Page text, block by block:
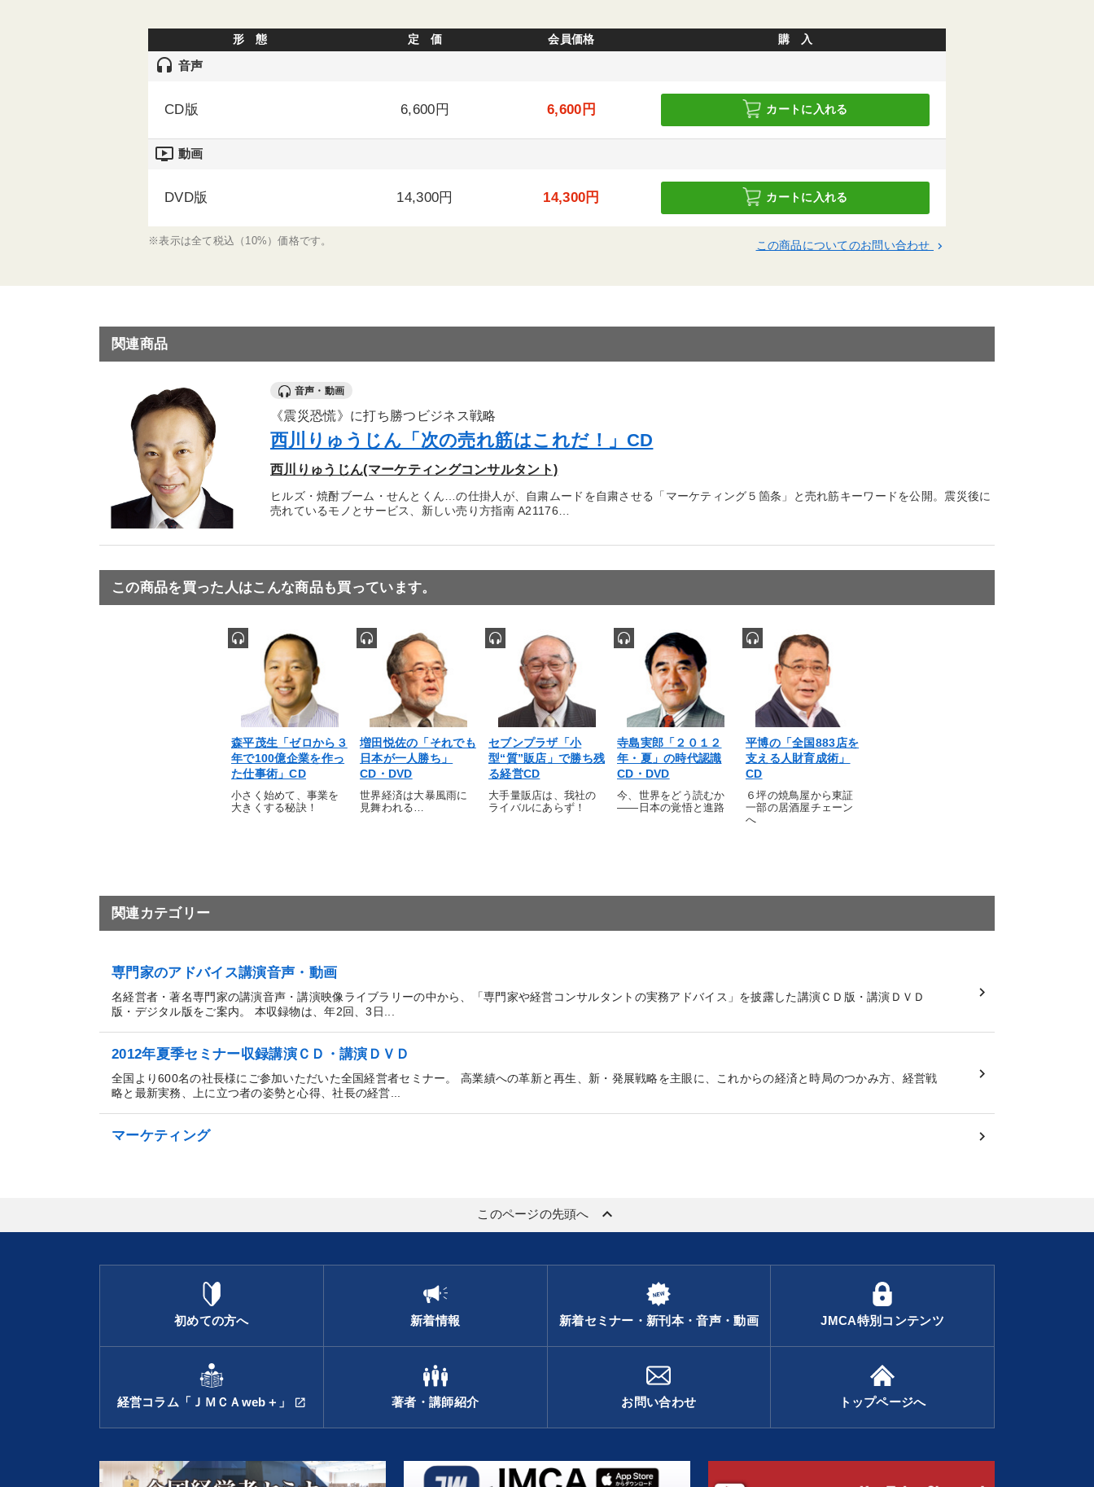
形 態 定 価 会員価格 購 入
headset 音声
CD版 6,600円 6,600円 カートに入れる
ondemand_video 動画
DVD版 14,300円 14,300円 カートに入れる
※表示は全て税込（10%）価格です。 この商品についてのお問い合わせ keyboard_arrow_right
関連商品
音声・動画
《震災恐慌》に打ち勝つビジネス戦略
西川りゅうじん「次の売れ筋はこれだ！」CD
西川りゅうじん(マーケティングコンサルタント)
ヒルズ・焼酎ブーム・せんとくん…の仕掛人が、自粛ムードを自粛させる「マーケティング５箇条」と売れ筋キーワードを公開。震災後に
売れているモノとサービス、新しい売り方指南 A21176…
この商品を買った人はこんな商品も買っています。
森平茂生「ゼロから３
年で100億企業を作っ
た仕事術」CD
小さく始めて、事業を
大きくする秘訣！
増田悦佐の「それでも
日本が一人勝ち」
CD・DVD
世界経済は大暴風雨に
見舞われる…
セブンプラザ「小
型“質”販店」で勝ち残
る経営CD
大手量販店は、我社の
ライバルにあらず！
寺島実郎「２０１２
年・夏」の時代認識
CD・DVD
今、世界をどう読むか
――日本の覚悟と進路
平博の「全国883店を
支える人財育成術」
CD
６坪の焼鳥屋から東証
一部の居酒屋チェーン
へ
関連カテゴリー
専門家のアドバイス講演音声・動画
名経営者・著名専門家の講演音声・講演映像ライブラリーの中から、「専門家や経営コンサルタントの実務アドバイス」を披露した講演ＣＤ版・講演ＤＶＤ
版・デジタル版をご案内。 本収録物は、年2回、3日...
2012年夏季セミナー収録講演ＣＤ・講演ＤＶＤ
全国より600名の社長様にご参加いただいた全国経営者セミナー。 高業績への革新と再生、新・発展戦略を主眼に、これからの経済と時局のつかみ方、経営戦
略と最新実務、上に立つ者の姿勢と心得、社長の経営...
マーケティング
このページの先頭へ keyboard_arrow_up
初めての方へ 新着情報 新着セミナー・新刊本・音声・動画 JMCA特別コンテンツ
経営コラム「ＪＭＣＡweb＋」 open_in_new 著者・講師紹介 お問い合わせ トップページへ